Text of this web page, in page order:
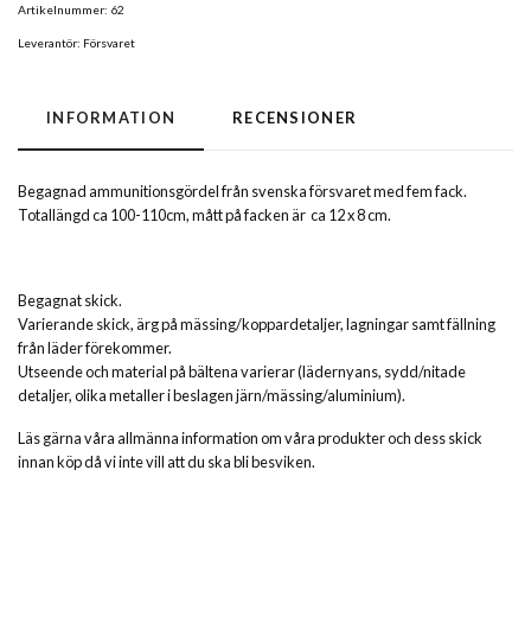
Artikelnummer: 62
Leverantör: Försvaret
INFORMATION RECENSIONER
Begagnad ammunitionsgördel från svenska försvaret med fem fack.
Totallängd ca 100-110cm, mått på facken är ca 12 x 8 cm.
Begagnat skick.
Varierande skick, ärg på mässing/koppardetaljer, lagningar samt fällning
från läder förekommer.
Utseende och material påbältena varierar (lädernyans, sydd/nitade
detaljer, olika metaller i beslagen järn/mässing/aluminium).
Läs gärna våra allmänna information om våra produkter och dess skick
innan köp då vi inte vill att du ska bli besviken.